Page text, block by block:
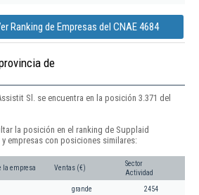
Ranking de Empresas del CNAE 4684
de
Sl. se encuentra en la posición 3.371 del
la posición en el ranking de Supplaid
empresas con posiciones similares:
la empresa Ventas (€)
Sector
Actividad
grande 2454